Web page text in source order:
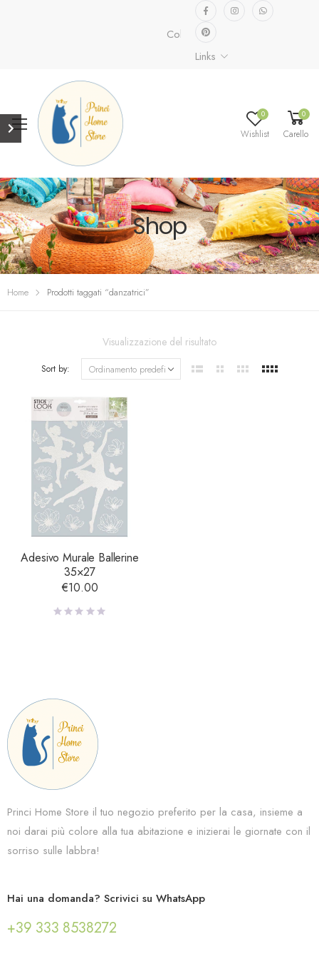
Collezione speciale già
Links
0
Wishlist
0
Carello
Shop
Home Prodotti taggati “danzatrici”
Visualizzazione del risultato
Sort by:
Adesivo Murale Ballerine
35×27
€10.00
Princi Home Store il tuo negozio preferito per la casa, insieme a
noi darai più colore alla tua abitazione e inizierai le giornate con il
sorriso sulle labbra!
Hai una domanda? Scrivici su WhatsApp
+39 333 8538272